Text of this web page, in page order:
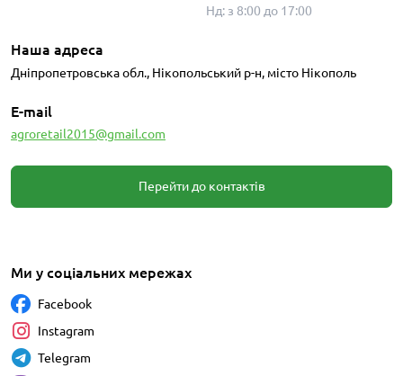
Нд: з 8:00 до 17:00
Наша адреса
Дніпропетровська обл., Нікопольський р-н, місто Нікополь
E-mail
agroretail2015@gmail.com
Перейти до контактів
Ми у соціальних мережах
Facebook
Instagram
Telegram